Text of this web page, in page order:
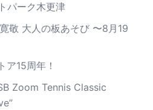
パーク木更津
敬 大人の板あそび 〜8月19
ア15周年！
Zoom Tennis Classic